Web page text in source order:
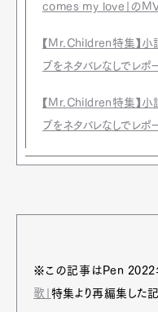
comes my love」の
【Mr.Children特集】小
ブをネタバレなしでレポー
【Mr.Children特集】小
ブをネタバレなしでレポー
※この記事はPen 2022
歌」 特集より再編集した記